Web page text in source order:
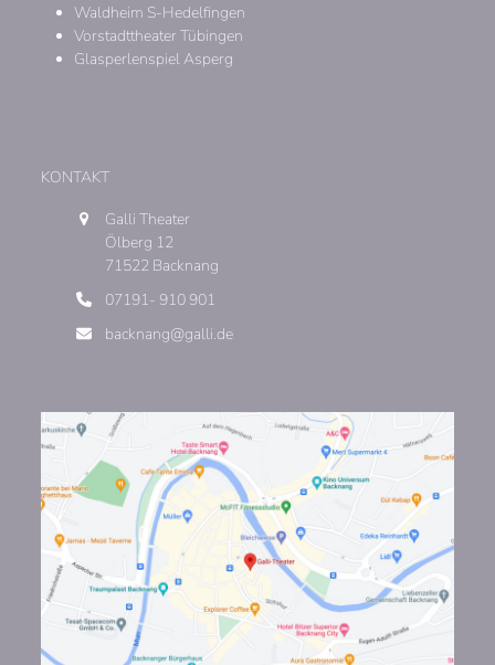
Waldheim S-Hedelfingen
Vorstadttheater Tübingen
Glasperlenspiel Asperg
KONTAKT
Galli Theater
Ölberg 12
71522 Backnang
07191- 910 901
backnang@galli.de